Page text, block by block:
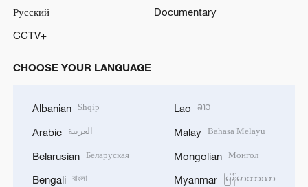
Русский
Documentary
CCTV+
CHOOSE YOUR LANGUAGE
Albanian Shqip
Arabic العربية
Belarusian Беларуская
Bengali বাংলা
Lao ລາວ
Malay Bahasa Melayu
Mongolian Монгол
Myanmar မြန်မာဘာသာ